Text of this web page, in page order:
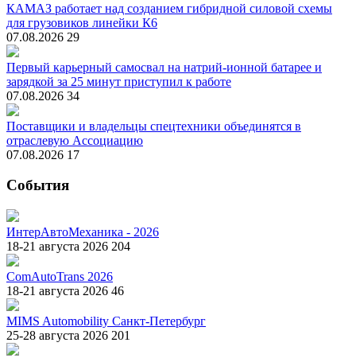
КАМАЗ работает над созданием гибридной силовой схемы
для грузовиков линейки К6
07.08.2026 29
Первый карьерный самосвал на натрий-ионной батарее и
зарядкой за 25 минут приступил к работе
07.08.2026 34
Поставщики и владельцы спецтехники объединятся в
отраслевую Ассоциацию
07.08.2026 17
События
ИнтерАвтоМеханика - 2026
18-21 августа 2026 204
ComAutoTrans 2026
18-21 августа 2026 46
MIMS Automobility Санкт-Петербург
25-28 августа 2026 201